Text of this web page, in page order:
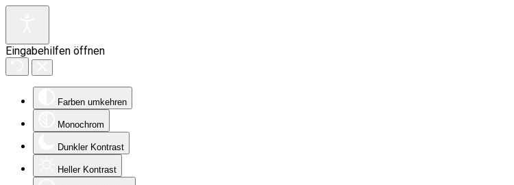
Eingabehilfen öffnen
Farben umkehren
Monochrom
Dunkler Kontrast
Heller Kontrast